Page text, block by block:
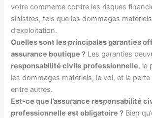
votre commerce contre les risques
sinistres, tels que les dommages
d’exploitation.
Quelles sont les principales garanties
assurance boutique ? Les garanties
responsabilité civile professionnelle, la
les dommages matériels, le vol, et la perte
entre autres.
Est-ce que l’assurance responsabilité
professionnelle est obligatoire ? Bien